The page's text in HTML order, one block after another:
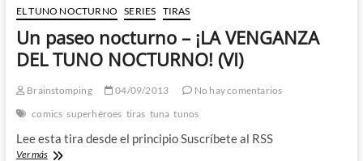
umbral
–
¡LA
VENGANZA
DEL
NOCTURNO!
(VII)
EL TUNO NOCTURNO SERIES TIRAS
Un paseo nocturno – ¡LA VENGANZA
DEL TUNO NOCTURNO! (VI)
Brainstomping 04/09/2013
No hay comentarios
comics superhéroes tiras tuna tunos
Lee esta tira desde el principio Suscríbete al RSS
Ver másUn